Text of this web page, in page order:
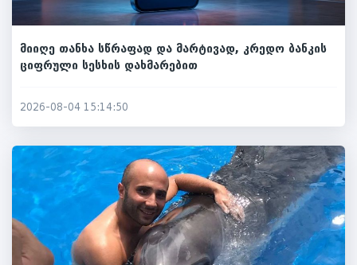
მიიღე თანხა სწრაფად და მარტივად, კრედო ბანკის
ციფრული სესხის დახმარებით
2026-08-04 15:14:50